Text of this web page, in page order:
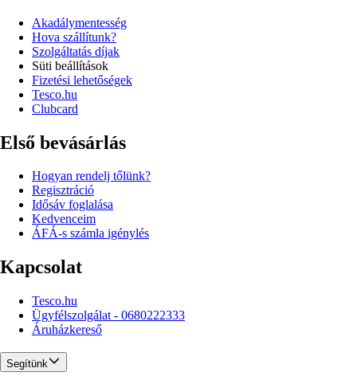
Akadálymentesség
Hova szállítunk?
Szolgáltatás díjak
Süti beállítások
Fizetési lehetőségek
Tesco.hu
Clubcard
Első bevásárlás
Hogyan rendelj tőlünk?
Regisztráció
Idősáv foglalása
Kedvenceim
ÁFÁ-s számla igénylés
Kapcsolat
Tesco.hu
Ügyfélszolgálat - 0680222333
Áruházkereső
Segítünk